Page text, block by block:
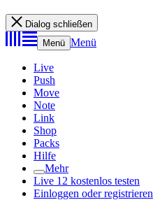
Dialog schließen
Menü Menü
Live
Push
Move
Note
Link
Shop
Packs
Hilfe
Mehr
Live 12 kostenlos testen
Einloggen oder registrieren